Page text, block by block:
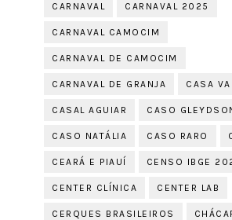
CARNAVAL CARNAVAL 2025
CARNAVAL CAMOCIM
CARNAVAL DE CAMOCIM
CARNAVAL DE GRANJA CASA
CASAL AGUIAR CASO
CASO NATÁLIA CASO RARO
CEARÁ E PIAUÍ CENSO IBGE
CENTER CLÍNICA CENTER LAB
CERQUES BRASILEIROS